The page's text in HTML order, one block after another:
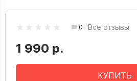
0 Все отзывы
1 990 р.
КУПИТЬ